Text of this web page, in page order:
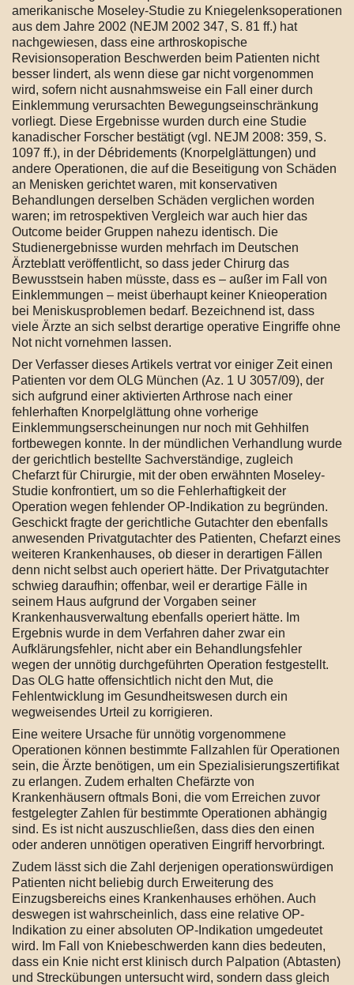
amerikanische Moseley-Studie zu Kniegelenksoperationen
aus dem Jahre 2002 (NEJM 2002 347, S. 81 ff.) hat
nachgewiesen, dass eine arthroskopische
Revisionsoperation Beschwerden beim Patienten nicht
besser lindert, als wenn diese gar nicht vorgenommen
wird, sofern nicht ausnahmsweise ein Fall einer durch
Einklemmung verursachten Bewegungseinschränkung
vorliegt. Diese Ergebnisse wurden durch eine Studie
kanadischer Forscher bestätigt (vgl. NEJM 2008: 359, S.
1097 ff.), in der Débridements (Knorpelglättungen) und
andere Operationen, die auf die Beseitigung von Schäden
an Menisken gerichtet waren, mit konservativen
Behandlungen derselben Schäden verglichen worden
waren; im retrospektiven Vergleich war auch hier das
Outcome beider Gruppen nahezu identisch. Die
Studienergebnisse wurden mehrfach im Deutschen
Ärzteblatt veröffentlicht, so dass jeder Chirurg das
Bewusstsein haben müsste, dass es – außer im Fall von
Einklemmungen – meist überhaupt keiner Knieoperation
bei Meniskusproblemen bedarf. Bezeichnend ist, dass
viele Ärzte an sich selbst derartige operative Eingriffe ohne
Not nicht vornehmen lassen.
Der Verfasser dieses Artikels vertrat vor einiger Zeit einen
Patienten vor dem OLG München (Az. 1 U 3057/09), der
sich aufgrund einer aktivierten Arthrose nach einer
fehlerhaften Knorpelglättung ohne vorherige
Einklemmungserscheinungen nur noch mit Gehhilfen
fortbewegen konnte. In der mündlichen Verhandlung wurde
der gerichtlich bestellte Sachverständige, zugleich
Chefarzt für Chirurgie, mit der oben erwähnten Moseley-
Studie konfrontiert, um so die Fehlerhaftigkeit der
Operation wegen fehlender OP-Indikation zu begründen.
Geschickt fragte der gerichtliche Gutachter den ebenfalls
anwesenden Privatgutachter des Patienten, Chefarzt eines
weiteren Krankenhauses, ob dieser in derartigen Fällen
denn nicht selbst auch operiert hätte. Der Privatgutachter
schwieg daraufhin; offenbar, weil er derartige Fälle in
seinem Haus aufgrund der Vorgaben seiner
Krankenhausverwaltung ebenfalls operiert hätte. Im
Ergebnis wurde in dem Verfahren daher zwar ein
Aufklärungsfehler, nicht aber ein Behandlungsfehler
wegen der unnötig durchgeführten Operation festgestellt.
Das OLG hatte offensichtlich nicht den Mut, die
Fehlentwicklung im Gesundheitswesen durch ein
wegweisendes Urteil zu korrigieren.
Eine weitere Ursache für unnötig vorgenommene
Operationen können bestimmte Fallzahlen für Operationen
sein, die Ärzte benötigen, um ein Spezialisierungszertifikat
zu erlangen. Zudem erhalten Chefärzte von
Krankenhäusern oftmals Boni, die vom Erreichen zuvor
festgelegter Zahlen für bestimmte Operationen abhängig
sind. Es ist nicht auszuschließen, dass dies den einen
oder anderen unnötigen operativen Eingriff hervorbringt.
Zudem lässt sich die Zahl derjenigen operationswürdigen
Patienten nicht beliebig durch Erweiterung des
Einzugsbereichs eines Krankenhauses erhöhen. Auch
deswegen ist wahrscheinlich, dass eine relative OP-
Indikation zu einer absoluten OP-Indikation umgedeutet
wird. Im Fall von Kniebeschwerden kann dies bedeuten,
dass ein Knie nicht erst klinisch durch Palpation (Abtasten)
und Streckübungen untersucht wird, sondern dass gleich